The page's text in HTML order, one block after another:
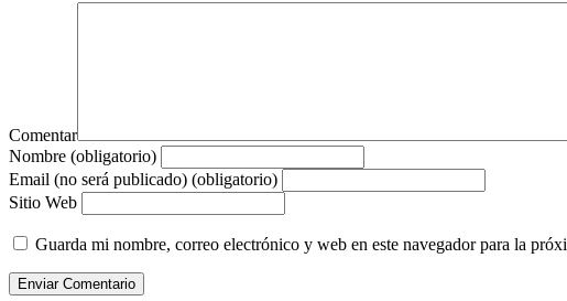
Comentar
Nombre (obligatorio)
Email (no será publicado) (obligatorio)
Sitio Web
Guarda mi nombre, correo electrónico y web en este navegador para la